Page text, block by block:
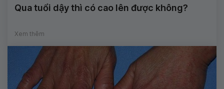
Qua tuổi dậy thì có cao lên được không?
Xem thêm